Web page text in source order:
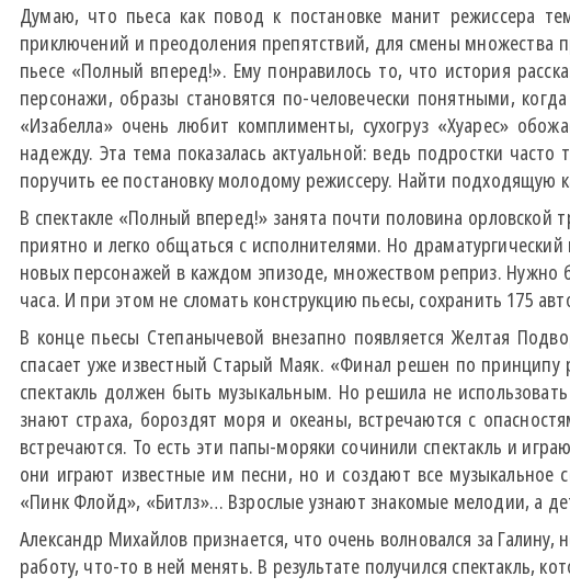
Думаю, что пьеса как повод к постановке манит режиссера
приключений и преодоления препятствий, для смены множества
пьесе «Полный вперед!». Ему понравилось то, что история
персонажи, образы становятся по-человечески понятными,
«Изабелла» очень любит комплименты, сухогруз «Хуарес»
надежду. Эта тема показалась актуальной: ведь подростки
поручить ее постановку молодому режиссеру. Найти подходящую
В спектакле «Полный вперед!» занята почти половина
приятно и легко общаться с исполнителями. Но
новых персонажей в каждом эпизоде, множеством реприз. Нужно
часа. И при этом не сломать конструкцию пьесы, сохранить 175
В конце пьесы Степанычевой внезапно появляется Желтая
спасает уже известный Старый Маяк. «Финал решен по
спектакль должен быть музыкальным. Но решила не
знают страха, бороздят моря и океаны, встречаются с
встречаются. То есть эти папы-моряки сочинили спектакль и
они играют известные им песни, но и создают все музыкальное
«Пинк Флойд», «Битлз»… Взрослые узнают знакомые мелодии, а
Александр Михайлов признается, что очень волновался за
работу, что-то в ней менять. В результате получился спектакль,